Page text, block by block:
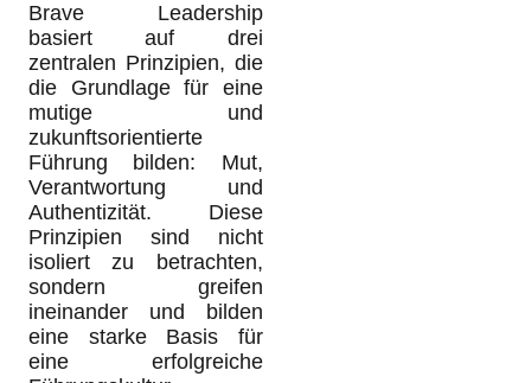
Brave Leadership
basiert auf drei
zentralen Prinzipien, die
die Grundlage für eine
mutige und
zukunftsorientierte
Führung bilden: Mut,
Verantwortung und
Authentizität. Diese
Prinzipien sind nicht
isoliert zu betrachten,
sondern greifen
ineinander und bilden
eine starke Basis für
eine erfolgreiche